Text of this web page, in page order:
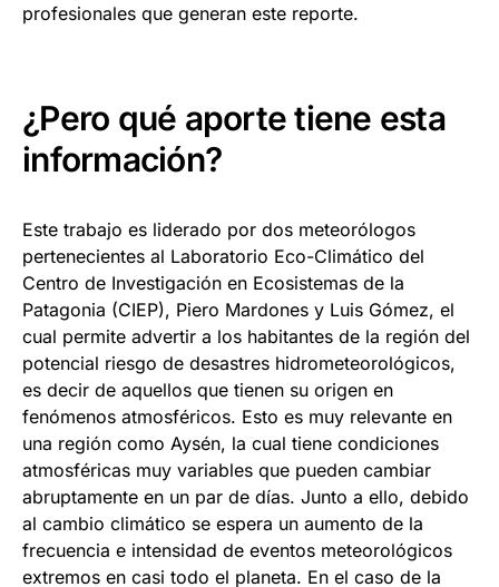
profesionales que generan este reporte.
¿Pero qué aporte tiene esta
información?
Este trabajo es liderado por dos meteorólogos
pertenecientes al Laboratorio Eco-Climático del
Centro de Investigación en Ecosistemas de la
Patagonia (CIEP), Piero Mardones y Luis Gómez, el
cual permite advertir a los habitantes de la región del
potencial riesgo de desastres hidrometeorológicos,
es decir de aquellos que tienen su origen en
fenómenos atmosféricos. Esto es muy relevante en
una región como Aysén, la cual tiene condiciones
atmosféricas muy variables que pueden cambiar
abruptamente en un par de días. Junto a ello, debido
al cambio climático se espera un aumento de la
frecuencia e intensidad de eventos meteorológicos
extremos en casi todo el planeta. En el caso de la